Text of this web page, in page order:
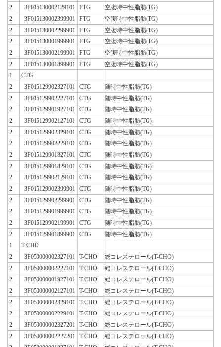
2
3F015130002129101 FTG
空腹時中性脂肪(TG)
2
3F015130002399901 FTG
空腹時中性脂肪(TG)
2
3F015130002299901 FTG
空腹時中性脂肪(TG)
2
3F015130001999901 FTG
空腹時中性脂肪(TG)
2
3F015130002199901 FTG
空腹時中性脂肪(TG)
2
3F015130001899901 FTG
空腹時中性脂肪(TG)
1
CTG
2
3F015129902327101 CTG
随時中性脂肪(TG)
2
3F015129902227101 CTG
随時中性脂肪(TG)
2
3F015129901927101 CTG
随時中性脂肪(TG)
2
3F015129902127101 CTG
随時中性脂肪(TG)
2
3F015129902329101 CTG
随時中性脂肪(TG)
2
3F015129902229101 CTG
随時中性脂肪(TG)
2
3F015129901827101 CTG
随時中性脂肪(TG)
2
3F015129901829101 CTG
随時中性脂肪(TG)
2
3F015129902129101 CTG
随時中性脂肪(TG)
2
3F015129902399901 CTG
随時中性脂肪(TG)
2
3F015129902299901 CTG
随時中性脂肪(TG)
2
3F015129901999901 CTG
随時中性脂肪(TG)
2
3F015129902199901 CTG
随時中性脂肪(TG)
2
3F015129901899901 CTG
随時中性脂肪(TG)
1
T-CHO
2
3F050000002327101 T-CHO
総コレステロール(T-CHO)
2
3F050000002227101 T-CHO
総コレステロール(T-CHO)
2
3F050000001927101 T-CHO
総コレステロール(T-CHO)
2
3F050000002127101 T-CHO
総コレステロール(T-CHO)
2
3F050000002329101 T-CHO
総コレステロール(T-CHO)
2
3F050000002229101 T-CHO
総コレステロール(T-CHO)
2
3F050000002327201 T-CHO
総コレステロール(T-CHO)
2
3F050000002227201 T-CHO
総コレステロール(T-CHO)